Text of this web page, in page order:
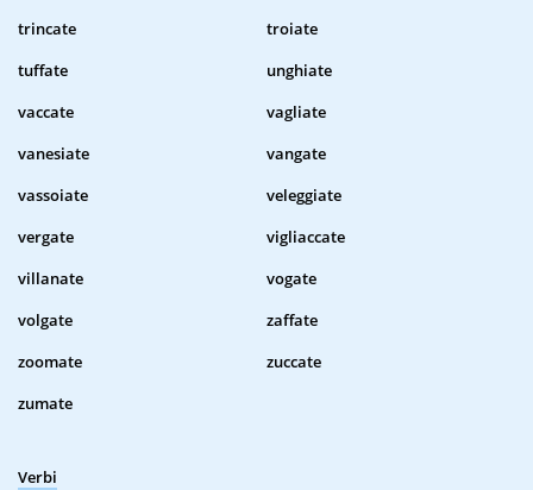
trincate
troiate
tuffate
unghiate
vaccate
vagliate
vanesiate
vangate
vassoiate
veleggiate
vergate
vigliaccate
villanate
vogate
volgate
zaffate
zoomate
zuccate
zumate
Verbi